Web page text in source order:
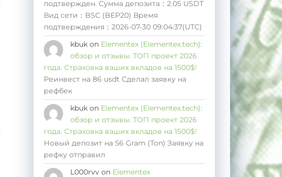
подтвержден. Сумма депозита：2.05 USDT
Вид сети：BSC (BEP20) Время
подтверждения：2026-07-30 09:04:37(UTC)
kbuk on Elementex (Elementex.tech):
обзор и отзывы. ТОП проект 2026
года. Страховка ваших вкладов на 1500$!
Реинвест на 86 usdt Сделал заявку на
рефбек
kbuk on Elementex (Elementex.tech):
обзор и отзывы. ТОП проект 2026
года. Страховка ваших вкладов на 1500$!
Новый депозит на 56 Gram (Ton) Заявку на
рефку отправил
L000rvv on Elementex